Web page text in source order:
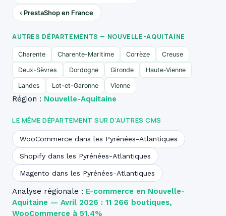
‹ PrestaShop en France
AUTRES DÉPARTEMENTS — NOUVELLE-AQUITAINE
Charente Charente-Maritime Corrèze Creuse
Deux-Sèvres Dordogne Gironde Haute-Vienne
Landes Lot-et-Garonne Vienne
Région : Nouvelle-Aquitaine
LE MÊME DÉPARTEMENT SUR D’AUTRES CMS
WooCommerce dans les Pyrénées-Atlantiques
Shopify dans les Pyrénées-Atlantiques
Magento dans les Pyrénées-Atlantiques
Analyse régionale : E-commerce en Nouvelle-
Aquitaine — Avril 2026 : 11 266 boutiques,
WooCommerce à 51,4%